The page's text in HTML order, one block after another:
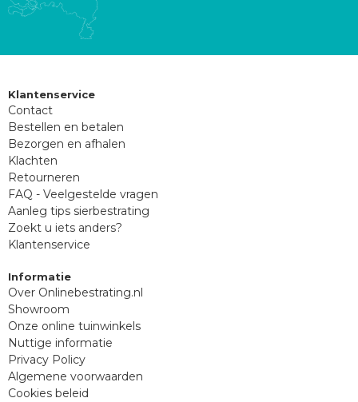
Klantenservice
Contact
Bestellen en betalen
Bezorgen en afhalen
Klachten
Retourneren
FAQ - Veelgestelde vragen
Aanleg tips sierbestrating
Zoekt u iets anders?
Klantenservice
Informatie
Over Onlinebestrating.nl
Showroom
Onze online tuinwinkels
Nuttige informatie
Privacy Policy
Algemene voorwaarden
Cookies beleid